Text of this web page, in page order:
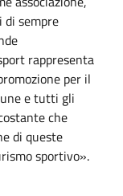
di sempre
rappresenta
per il
e tutti gli
che
di queste
sportivo».